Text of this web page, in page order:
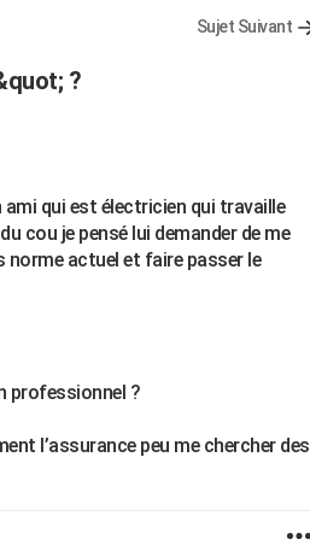
Sujet Suivant
?
ami qui est électricien qui travaille
cou je pensé lui demander de me
norme actuel et faire passer le
professionnel ?
l’assurance peu me chercher des